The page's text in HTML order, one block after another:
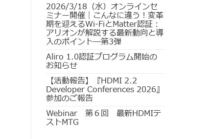
2026/3/18（水）オンラインセ
ミナー開催｜こんなに違う！変革
期を迎えるWi-FiとMatter認証：
アリオンが解説する最新動向と導
入のポイント―第3弾
Aliro 1.0認証プログラム開始の
お知らせ
【活動報告】『HDMI 2.2
Developer Conferences 2026』
参加のご報告
Webinar 第６回 最新HDMIテ
ストMTG